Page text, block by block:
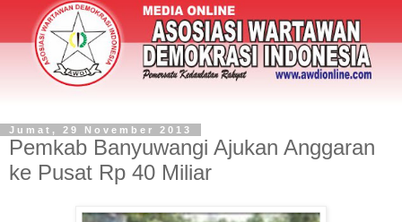
Jumat, 29 November 2013
Pemkab Banyuwangi Ajukan Anggaran
ke Pusat Rp 40 Miliar